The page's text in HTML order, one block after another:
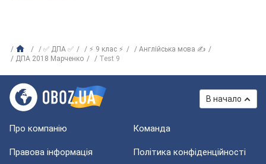
✅ ДПА ✅ ⚡ 9 клас ⚡
Англійська мова ✍
ДПА 2018 Марченко
Test 9
В начало
Про компанію Команда
Правова інформація Політика конфіденційності